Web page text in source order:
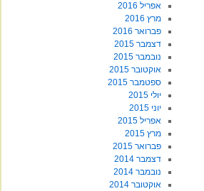
אפריל 2016
מרץ 2016
פברואר 2016
דצמבר 2015
נובמבר 2015
אוקטובר 2015
ספטמבר 2015
יולי 2015
יוני 2015
אפריל 2015
מרץ 2015
פברואר 2015
דצמבר 2014
נובמבר 2014
אוקטובר 2014